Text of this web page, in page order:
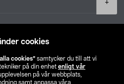
cookies
cookies” samtycker du till att vi
på din enhet enligt vår
på vår webbplats,
samt anpassa våra
+
Hitta butik